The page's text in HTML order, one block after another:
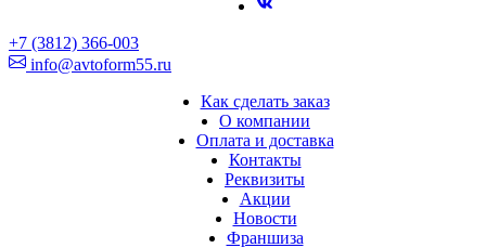
+7 (3812) 366-003
info@avtoform55.ru
Как сделать заказ
О компании
Оплата и доставка
Контакты
Реквизиты
Акции
Новости
Франшиза